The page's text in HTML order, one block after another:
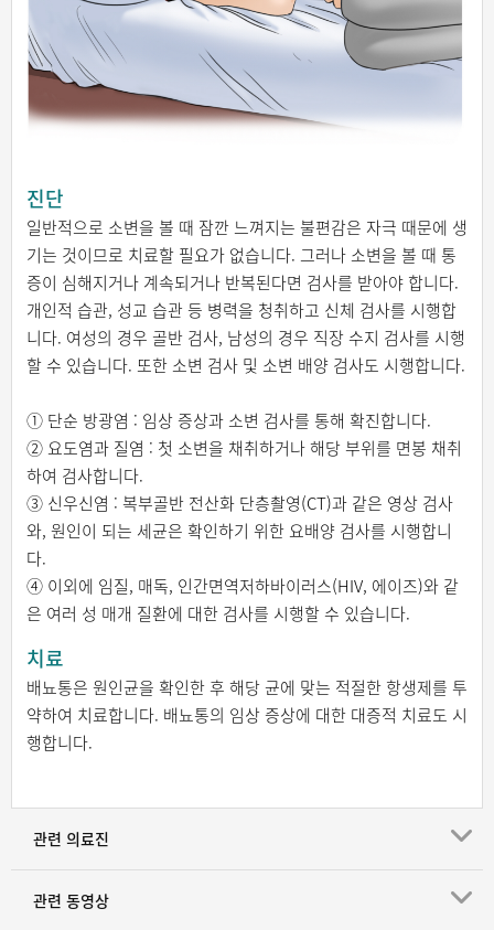
진단
일반적으로 소변을 볼 때 잠깐 느껴지는 불편감은 자극 때문에 생
기는 것이므로 치료할 필요가 없습니다. 그러나 소변을 볼 때 통
증이 심해지거나 계속되거나 반복된다면 검사를 받아야 합니다.
개인적 습관, 성교 습관 등 병력을 청취하고 신체 검사를 시행합
니다. 여성의 경우 골반 검사, 남성의 경우 직장 수지 검사를 시행
할 수 있습니다. 또한 소변 검사 및 소변 배양 검사도 시행합니다.
① 단순 방광염 : 임상 증상과 소변 검사를 통해 확진합니다.
② 요도염과 질염 : 첫 소변을 채취하거나 해당 부위를 면봉 채취
하여 검사합니다.
③ 신우신염 : 복부골반 전산화 단층촬영(CT)과 같은 영상 검사
와, 원인이 되는 세균은 확인하기 위한 요배양 검사를 시행합니
다.
④ 이외에 임질, 매독, 인간면역저하바이러스(HIV, 에이즈)와 같
은 여러 성 매개 질환에 대한 검사를 시행할 수 있습니다.
치료
배뇨통은 원인균을 확인한 후 해당 균에 맞는 적절한 항생제를 투
약하여 치료합니다. 배뇨통의 임상 증상에 대한 대증적 치료도 시
행합니다.
관련 의료진
관련 동영상